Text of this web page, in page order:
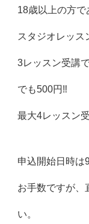
18歳以上の方で
スタジオレッス
3レッスン受講
でも500円‼️
最大4レッスン
申込開始日時は
お手数ですが、
い。